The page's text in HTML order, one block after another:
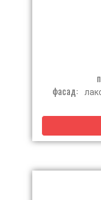
фасад: